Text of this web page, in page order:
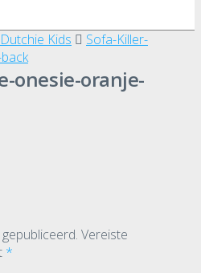
Kids
Sofa-Killer-
onesie-oranje-
Vereiste
*